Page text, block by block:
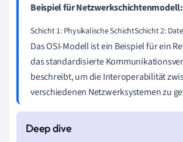
Beispiel für Netzwerkschichtenmodell:
Schicht 1: Physikalische SchichtSchicht 2:
Das OSI-Modell ist ein Beispiel für ein
das standardisierte
beschreibt, um die Interoperabilität
verschiedenen Netzwerksystemen zu